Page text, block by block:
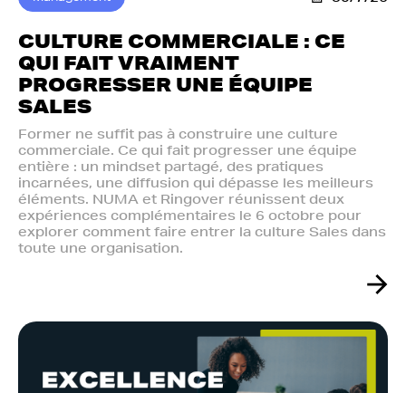
CULTURE COMMERCIALE : CE
QUI FAIT VRAIMENT
PROGRESSER UNE ÉQUIPE
SALES
Former ne suffit pas à construire une culture
commerciale. Ce qui fait progresser une équipe
entière : un mindset partagé, des pratiques
incarnées, une diffusion qui dépasse les meilleurs
éléments. NUMA et Ringover réunissent deux
expériences complémentaires le 6 octobre pour
explorer comment faire entrer la culture Sales dans
toute une organisation.